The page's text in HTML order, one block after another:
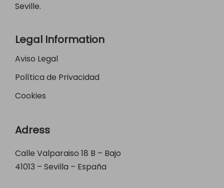
Seville.
Legal Information
Aviso Legal
Política de Privacidad
Cookies
Adress
Calle Valparaiso 18 B – Bajo
41013 – Sevilla – España